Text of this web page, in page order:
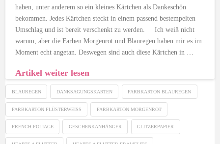
haben, unter anderem so ein kleines Kärtchen als Dankeschön
bekommen. Jedes Kärtchen steckt in einem passend bestempelten
Umschlag und ist bereit verschenkt zu werden. Ich weiß nicht
warum, aber die Farben Morgenrot und Blauregen haben mir es im
Moment echt angetan. Deswegen sind auch diese Kärtchen in …
Artikel weiter lesen
BLAUREGEN DANKSAGUNGSKARTEN FARBKARTON BLAUREGEN
FARBKARTON FLÜSTERWEISS FARBKARTON MORGENROT
FRENCH FOLIAGE GESCHENKANHÄNGER GLITZERPAPIER